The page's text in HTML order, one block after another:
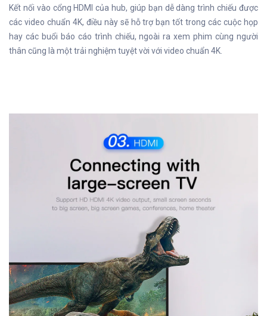
Kết nối vào cổng HDMI của hub, giúp bạn dễ dàng trình chiếu được
các video chuẩn 4K, điều này sẽ hỗ trợ bạn tốt trong các cuộc họp
hay các buổi báo cáo trình chiếu, ngoài ra xem phim cùng người
thân cũng là một trải nghiệm tuyệt vời với video chuẩn 4K.